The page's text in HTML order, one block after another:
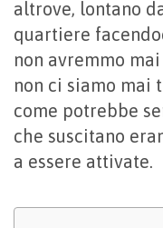
altrove, lontano
quartiere
non avremmo
non ci siamo mai
come potrebbe
che suscitano
a essere attivate.